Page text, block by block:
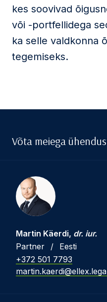
kes soovivad
või -portfellidega
ka selle valdkonna
tegemiseks.
Võta meiega
Martin Käerdi, dr. iur.
Partner
/
Eesti
+372 501 7793